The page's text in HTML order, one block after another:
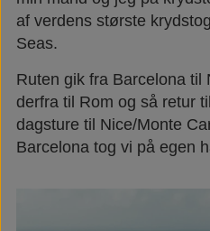
Vind
F.I.T.
Vegansk/
af verdens største
Seas.
Ruten gik fra Barcelona til
derfra til Rom og så retur
dagsture til Nice/Monte
Barcelona tog vi på egen